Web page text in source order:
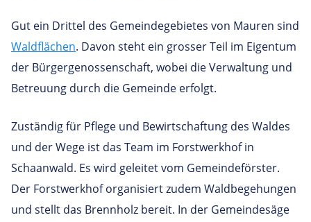
Gut ein Drittel des Gemeindegebietes von Mauren sind
Waldflächen. Davon steht ein grosser Teil im Eigentum
der Bürgergenossenschaft, wobei die Verwaltung und
Betreuung durch die Gemeinde erfolgt.
Zuständig für Pflege und Bewirtschaftung des Waldes
und der Wege ist das Team im Forstwerkhof in
Schaanwald. Es wird geleitet vom Gemeindeförster.
Der Forstwerkhof organisiert zudem Waldbegehungen
und stellt das Brennholz bereit. In der Gemeindesäge